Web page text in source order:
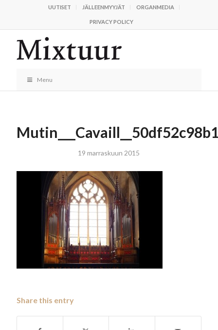
UUTISET JÄLLEENMYYJÄT ORGANMEDIA
PRIVACY POLICY
Menu
19 marraskuun 2015
Share this entry